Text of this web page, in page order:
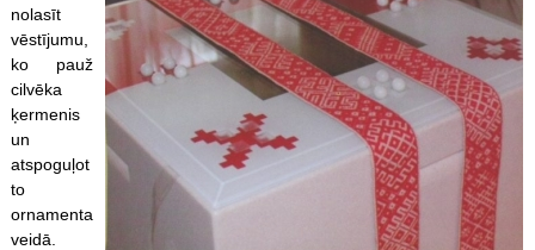
nolasīt
vēstījumu,
ko pauž
cilvēka
ķermenis
un
atspoguļot
to
ornamenta
veidā.